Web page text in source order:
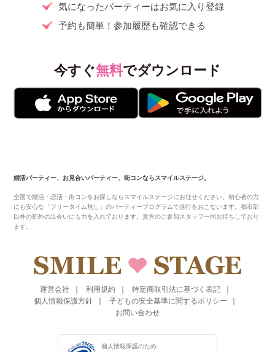
気になったパーティーはお気に入り登録
予約も簡単！参加履歴も確認できる
今すぐ無料でダウンロード
婚活パーティー、お見合いパーティー、街コンならスマイルステージ。
全国で婚活・恋活・街コンをお探しならスマイルステージにお任せください。初心者の方
にも安心な「フリータイム無し」のパーティープログラムで進行をおこないます。都市部
以外の郊外の出会いにも力を入れております。貴方のご参加スタッフ一同お待ちしており
ます。
運営会社 利用規約
特定商取引法に基づく表記
個人情報保護方針
子どもの安全基準に関するポリシー
お問い合わせ
個人情報保護のため